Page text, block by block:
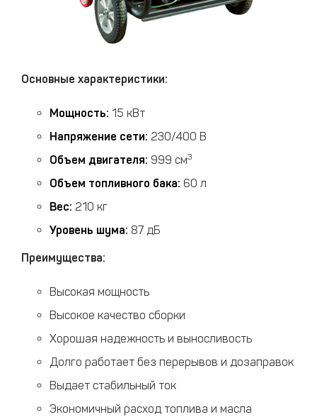
Основные характеристики:
Мощность: 15 кВт
Напряжение сети: 230/400 В
Объем двигателя: 999 см3
Объем топливного бака: 60 л
Вес: 210 кг
Уровень шума: 87 дБ
Преимущества:
Высокая мощность
Высокое качество сборки
Хорошая надежность и выносливость
Долго работает без перерывов и дозаправок
Выдает стабильный ток
Экономичный расход топлива и масла